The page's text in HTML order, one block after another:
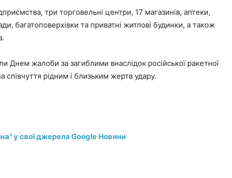
три торговельні центри, 17 магазинів, аптеки,
багатоповерхівки та приватні житлові будинки, а також
Днем жалоби за загиблими внаслідок російської ракетної
співчуття рідним і близьким жертв удару.
у свої джерела Google Новини